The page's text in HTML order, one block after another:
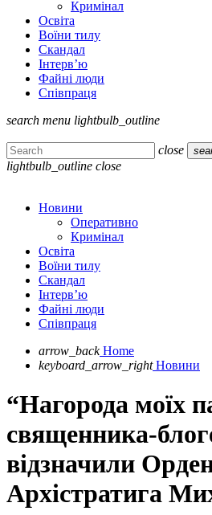
Кримінал
Освіта
Воїни тилу
Скандал
Інтерв’ю
Файні люди
Співпраця
search menu lightbulb_outline
close
lightbulb_outline close
Новини
Оперативно
Кримінал
Освіта
Воїни тилу
Скандал
Інтерв’ю
Файні люди
Співпраця
arrow_back Home
keyboard_arrow_right Новини
“Нагорода моїх
священника-
відзначили
Архістратига